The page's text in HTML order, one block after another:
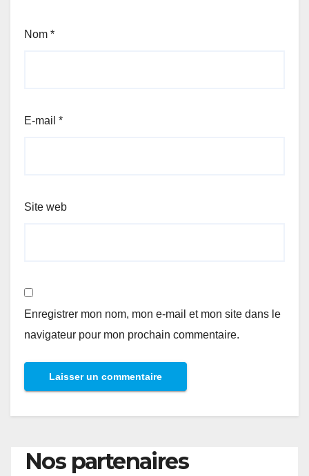
Nom *
E-mail *
Site web
Enregistrer mon nom, mon e-mail et mon site dans le
navigateur pour mon prochain commentaire.
Nos partenaires